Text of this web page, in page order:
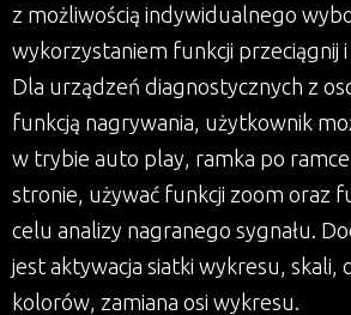
z możliwością indywidualnego
wykorzystaniem funkcji przeciągnij i
Dla urządzeń diagnostycznych z
funkcją nagrywania, użytkownik
w trybie auto play, ramka po
stronie, używać funkcji zoom oraz
celu analizy nagranego sygnału.
jest aktywacja siatki wykresu, skali,
kolorów, zamiana osi wykresu.